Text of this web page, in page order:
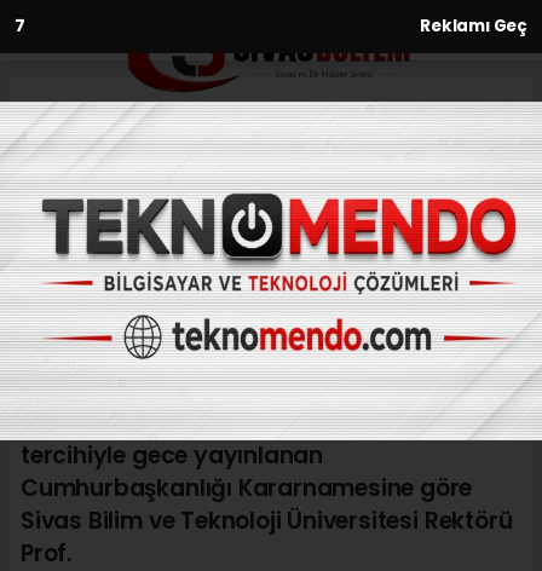
6 Reklamı Geç
Anasayfa
Prof. Dr. Mehmet Kul, yeniden
Sivas Bilim ve Teknoloji
Üniversitesi Rektörü olarak
atandı
24.12.2022 - 09:43, Güncelleme: 24.12.2022 - 09:43
Cumhurbaşkanı Recep Tayyip Erdoğan'ın
tercihiyle gece yayınlanan
Cumhurbaşkanlığı Kararnamesine göre
Sivas Bilim ve Teknoloji Üniversitesi Rektörü
Prof.